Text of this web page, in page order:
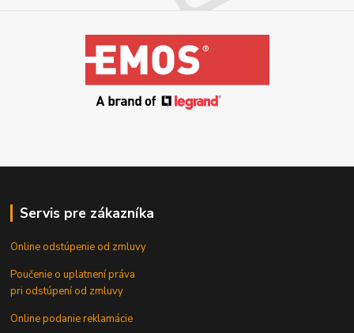
Servis pre zákazníka
Online odstúpenie od zmluvy
Poučenie o uplatnení práva
pri odstúpení od zmluvy
Online podanie reklamácie